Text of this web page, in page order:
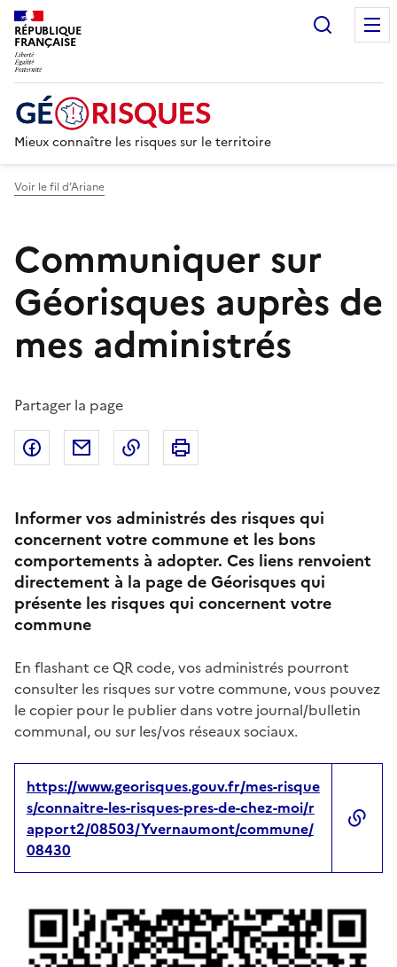
RÉPUBLIQUE
FRANÇAISE
Mieux connaître les risques sur le territoire
Voir le fil d’Ariane
Communiquer sur
Géorisques auprès de
mes administrés
Partager la page
Partager sur Facebook
Partager par emailCopier dans le presse-papier
Informer vos administrés des risques qui
concernent votre commune et les bons
comportements à adopter. Ces liens renvoient
directement à la page de Géorisques qui
présente les risques qui concernent votre
commune
En flashant ce QR code, vos administrés pourront
consulter les risques sur votre commune, vous pouvez
le copier pour le publier dans votre journal/bulletin
communal, ou sur les/vos réseaux sociaux.
https://www.georisques.gouv.fr/mes-risque
s/connaitre-les-risques-pres-de-chez-moi/r
apport2/08503/Yvernaumont/commune/
08430